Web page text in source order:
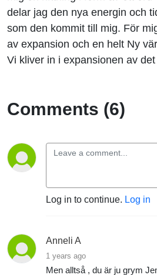
delar jag den nya energin och
som den kommit till mig. För
av expansion och en helt Ny
Vi kliver in i expansionen av
Comments (6)
Log in to continue. Log in
Anneli A
1 years ago
Men alltså , du är ju grym